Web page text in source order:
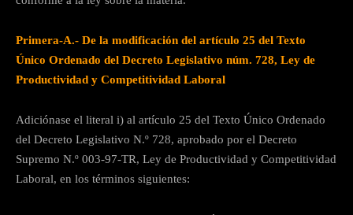
Primera-A.- De la modificación del artículo 25 del Texto
Único Ordenado del Decreto Legislativo núm. 728, Ley de
Productividad y Competitividad Laboral
Adiciónase el literal i) al artículo 25 del Texto Único Ordenado
del Decreto Legislativo N.º 728, aprobado por el Decreto
Supremo N.º 003-97-TR, Ley de Productividad y Competitividad
Laboral, en los términos siguientes: